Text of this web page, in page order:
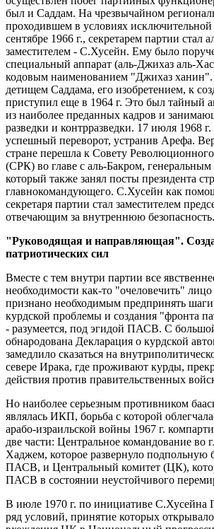
был и Саддам. На чрезвычайном
проходившем в условиях исключительной
сентябре 1966 г., секретарем партии стал
заместителем - С.Хусейн. Ему было
специальный аппарат (аль-Джихаз аль-
кодовым наименованием "Джихаз
детищем Саддама, его изобретением, к
приступил еще в 1964 г. Это был тайный
из наиболее преданных кадров и
разведки и контрразведки. 17 июля 1968
успешный переворот, устранив Арефа.
стране перешла к Совету
(СРК) во главе с аль-Бакром,
который также занял посты президента
главнокомандующего. С.Хусейн как
секретаря партии стал заместителем
отвечающим за внутреннюю безопасность.
"Руководящая и направляющая".
патриотических сил
Вместе с тем внутри партии все
необходимости как-то "очеловечить"
признано необходимым предпринять
курдской проблемы и создания "фронта
- разумеется, под эгидой ПАСВ. С
обнародована Декларация о курдской
замедлило сказаться на
севере Ирака, где проживают курды,
действия против правительственных
Но наиболее серьезным противником
являлась ИКП, борьба с которой
арабо-израильской войны 1967 г.
две части: Центральное командование во
Хаджем, которое развернуло подпольную
ПАСВ, и Центральный комитет (ЦК),
ПАСВ в состоянии неустойчивого
В июле 1970 г. по инициативе
ряд условий, принятие которых